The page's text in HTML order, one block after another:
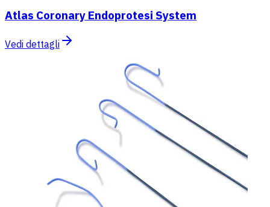
Atlas Coronary Endoprotesi System
Vedi dettagli